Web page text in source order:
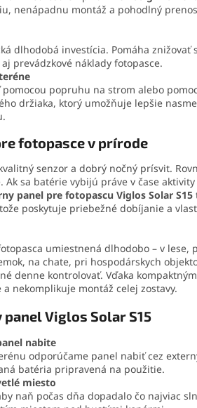
nenápadnu montáž a pohodlný
dlhodobá investícia. Pomáha znižovať
prevádzkové náklady fotopasce.
popruhu na strom alebo
držiaka, ktorý umožňuje lepšie
fotopasce v prírode
senzor a dobrý nočný prísvit.
sa batérie vybijú práve v čase aktivity
panel pre fotopascu Viglos Solar S15
poskytuje priebežné dobíjanie a
umiestnená dlhodobo – v lese,
na chate, pri hospodárskych
denne kontrolovať. Vďaka kompaktným
nekomplikuje montáž celej zostavy.
Viglos Solar S15
nabite
odporúčame panel nabiť cez
batéria pripravená na použitie.
miesto
naň počas dňa dopadalo čo najviac